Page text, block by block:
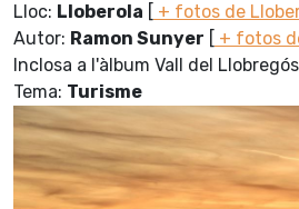
Lloc: Lloberola [ + fotos de
Autor: Ramon Sunyer [ + fotos
Inclosa a l'àlbum Vall del
Tema: Turisme